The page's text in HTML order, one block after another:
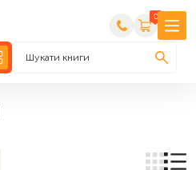
0
Шукати книги